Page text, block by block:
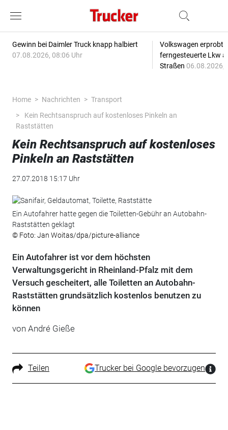
Gewinn bei Daimler Truck knapp halbiert
07.08.2026, 08:06 Uhr
Volkswagen erprobt
ferngesteuerte Lkw
Straßen 06.08.2026,
Home Nachrichten
Transport
Kein Rechtsanspruch auf kostenloses Pinkeln an
Raststätten
Kein Rechtsanspruch auf kostenloses
Pinkeln an Raststätten
27.07.2018 15:17 Uhr
Ein Autofahrer hatte gegen die Toiletten-Gebühr an Autobahn-
Raststätten geklagt
© Foto: Jan Woitas/dpa/picture-alliance
Ein Autofahrer ist vor dem höchsten
Verwaltungsgericht in Rheinland-Pfalz mit dem
Versuch gescheitert, alle Toiletten an Autobahn-
Raststätten grundsätzlich kostenlos benutzen zu
können
von André Gieße
Teilen Trucker bei Google bevorzugen